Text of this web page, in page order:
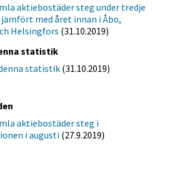
aktiebostäder steg under tredje
med året innan i Åbo,
Helsingfors (31.10.2019)
statistik
statistik (31.10.2019)
aktiebostäder steg i
i augusti (27.9.2019)